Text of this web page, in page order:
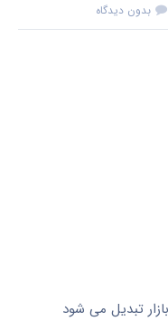
بدون دیدگاه
تبدیل می شود